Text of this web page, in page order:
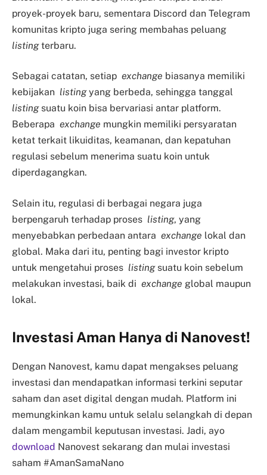
proyek-proyek baru, sementara Discord dan Telegram
komunitas kripto juga sering membahas peluang
listingterbaru.
Sebagai catatan, setiap exchange biasanya memiliki
kebijakan listingyang berbeda, sehingga tanggal
listingsuatu koin bisa bervariasi antar platform.
Beberapa exchange mungkin memiliki persyaratan
ketat terkait likuiditas, keamanan, dan kepatuhan
regulasi sebelum menerima suatu koin untuk
diperdagangkan.
Selain itu, regulasi di berbagai negara juga
berpengaruh terhadap proses listing, yang
menyebabkan perbedaan antara exchange lokal dan
global. Maka dari itu, penting bagi investor kripto
untuk mengetahui proses listingsuatu koin sebelum
melakukan investasi, baik di exchange global maupun
lokal.
Investasi Aman Hanya di Nanovest!
Dengan Nanovest, kamu dapat mengakses peluang
investasi dan mendapatkan informasi terkini seputar
saham dan aset digital dengan mudah. Platform ini
memungkinkan kamu untuk selalu selangkah di depan
dalam mengambil keputusan investasi. Jadi, ayo
download Nanovest sekarang dan mulai investasi
saham #AmanSamaNano